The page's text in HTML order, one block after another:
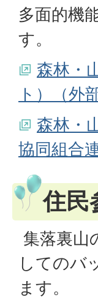
多面的機
す。
森林・
ト）（外
森林・
協同組合
住民
集落裏山
してのバ
ます。